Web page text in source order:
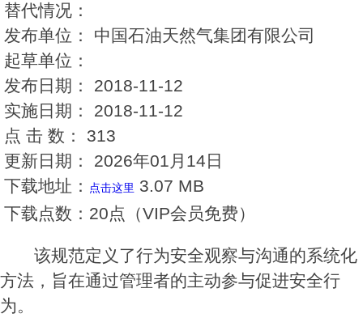
替代情况：
发布单位： 中国石油天然气集团有限公司
起草单位：
发布日期： 2018-11-12
实施日期： 2018-11-12
点 击 数： 313
更新日期： 2026年01月14日
下载地址：
点击这里 3.07 MB
下载点数： 20点（VIP会员免费）
该规范定义了行为安全观察与沟通的系统化
方法，旨在通过管理者的主动参与促进安全行
为。